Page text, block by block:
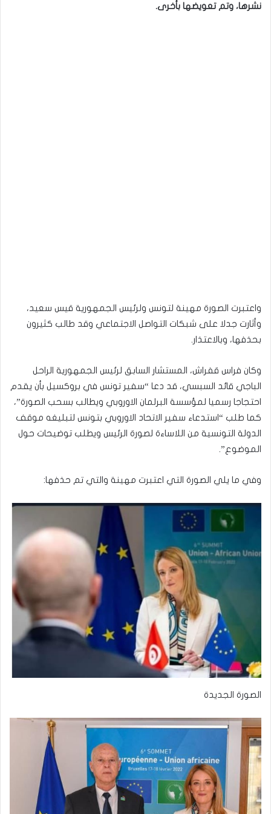
نشرها، وتم تعويضها بأخرى.
واعتبرت الصورة مهينة لتونس ولرئيس الجمهورية قيس سعيد،
وأثارت جدلا على شبكات التواصل الاجتماعي وقد طالب كثيرون
بحذفها، وبالاعتذار.
وكان فراس قفراش، المستشار السابق لرئيس الجمهورية الراحل
الباجي قائد السبسي، قد دعا “سفير تونس في بروكسيل بأن يقدم
احتجاجا رسميا لمؤسسة البرلمان الاوروبي ويطالب بسحب الصورة”،
كما طلب “استدعاء سفير الاتحاد الاوروبي بتونس لتبليغه موقف
الدولة التونسية من اللاساءة لصورة الرئيس ويطلب توضيحات حول
الموضوع”.
وفي ما يلي الصورة التي اعتبرت مهينة والتي تم حذفها:
الصورة الجديدة